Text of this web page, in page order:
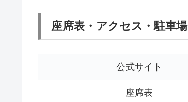
座席表・アクセス・駐車場
公式サイト
座席表